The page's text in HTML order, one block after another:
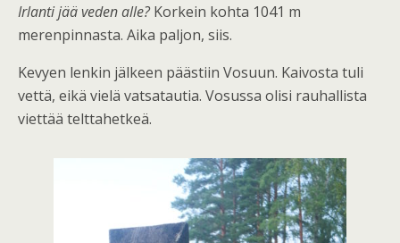
Irlanti jää veden alle?Korkein kohta 1041 m
merenpinnasta. Aika paljon, siis.
Kevyen lenkin jälkeen päästiin Vosuun. Kaivosta tuli
vettä, eikä vielä vatsatautia. Vosussa olisi rauhallista
viettää telttahetkeä.